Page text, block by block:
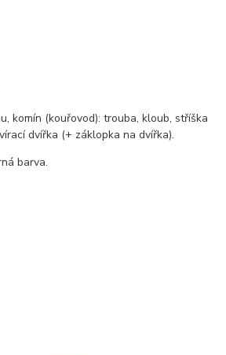
komín (kouřovod): trouba, kloub, stříška
dvířka (+ záklopka na dvířka).
barva.